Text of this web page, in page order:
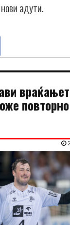
адути.